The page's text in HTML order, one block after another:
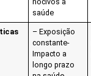
saúde
– Exposição
constante-
Impacto a
longo prazo